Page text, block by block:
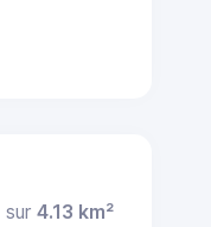
sur4.13 km²